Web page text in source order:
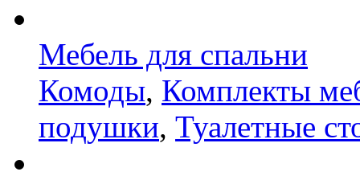
Мебель для спальни
Комоды, Комплекты
подушки, Туалетные